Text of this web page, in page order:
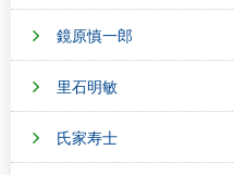
鏡原慎一郎
里石明敏
氏家寿士